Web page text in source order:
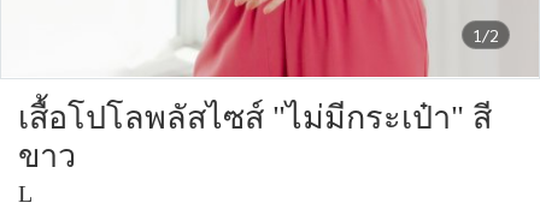
1/2
เสื้อโปโลพลัสไซส์ "ไม่มีกระเป๋า" สี
ขาว
L